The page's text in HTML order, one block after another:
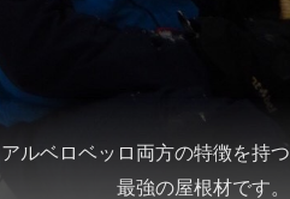
ルベロベッロ両方の特徴を持つ
最強の屋根材です。